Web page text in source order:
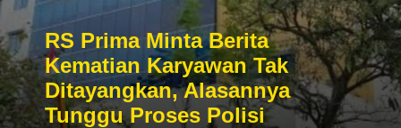
RS Prima Minta Berita
Kematian Karyawan Tak
Ditayangkan, Alasannya
Tunggu Proses Polisi